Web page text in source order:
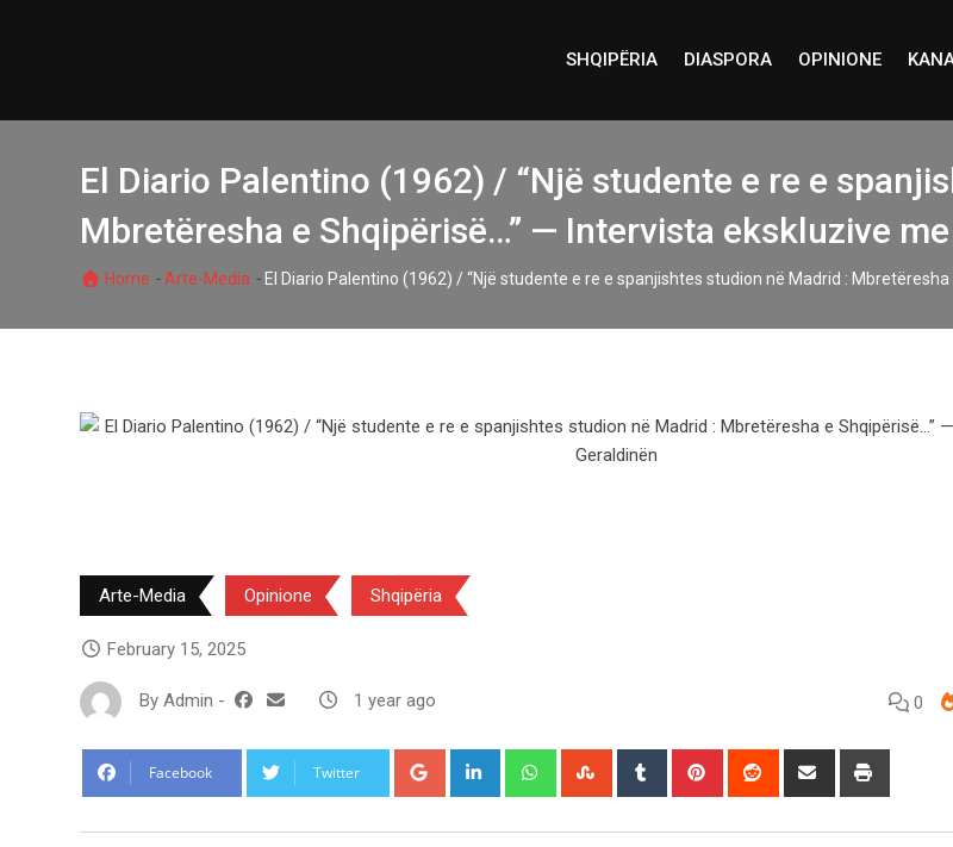
SHQIPËRIA DIASPORA OPINIONE
El Diario Palentino (1962) / “Një studente e re e
Mbretëresha e Shqipërisë…” — Intervista ekskluzive
Home - Arte-Media - El Diario Palentino (1962) / “Një studente e re e spanjishtes studion në Madrid :
Arte-Media Opinione Shqipëria
February 15, 2025
By Admin - 1 year ago 0
Facebook Twitter Google+ LinkedIn WhatsappStumbleUpon
Tumblr Pinterest Reddit
Share